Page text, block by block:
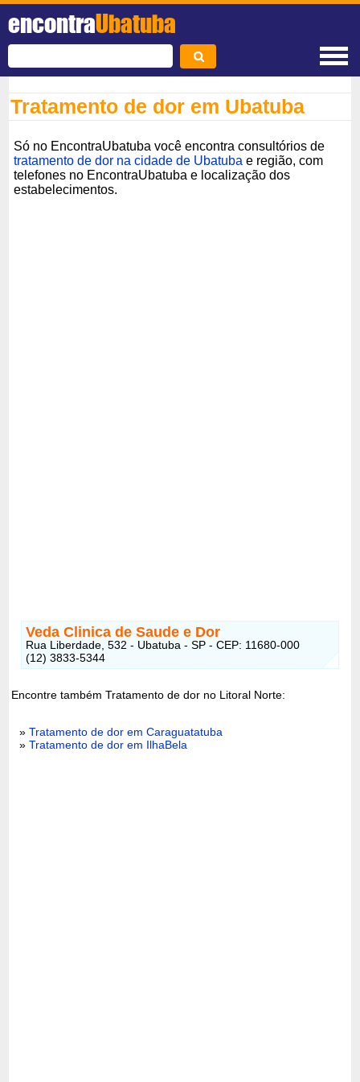
encontraUbatuba
Tratamento de dor em Ubatuba
Só no EncontraUbatuba você encontra consultórios de
tratamento de dor na cidade de Ubatuba e região, com
telefones no EncontraUbatuba e localização dos
estabelecimentos.
Veda Clinica de Saude e Dor
Rua Liberdade, 532 - Ubatuba - SP - CEP: 11680-000
(12) 3833-5344
Encontre também Tratamento de dor no Litoral Norte:
»Tratamento de dor em Caraguatatuba
»Tratamento de dor em IlhaBela